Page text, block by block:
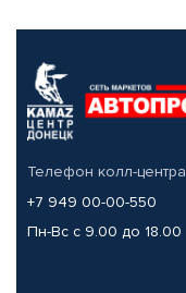
Телефон колл-центра
+7 949 00-00-550
Пн-Вс с 9.00 до 18.00